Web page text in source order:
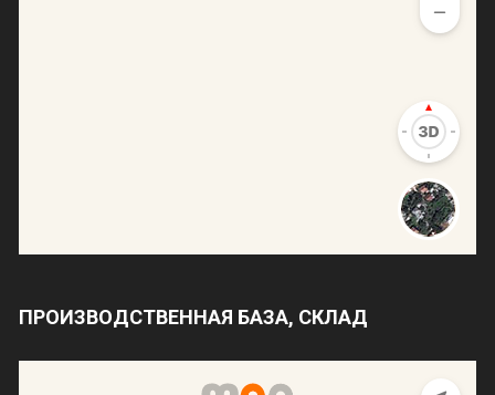
ПРОИЗВОДСТВЕННАЯ БАЗА, СКЛАД